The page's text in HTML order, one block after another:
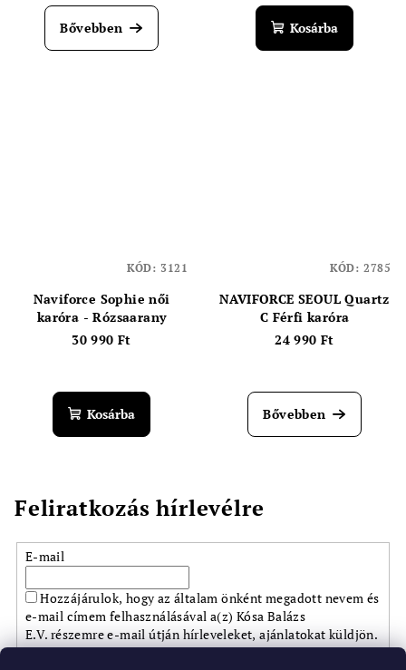
Bővebben Kosárba
Naviforce Sophie női
karóra - Rózsaarany
30 990 Ft
Kosárba
KÓD: 3121
NAVIFORCE SEOUL Quartz
C Férfi karóra
24 990 Ft
Bővebben
KÓD: 2785
Feliratkozás hírlevélre
E-mail
Hozzájárulok, hogy az általam önként megadott nevem és
e-mail címem felhasználásával a(z) Kósa Balázs
E.V. részemre e-mail útján hírleveleket, ajánlatokat küldjön.
Kijelentem, hogy azadatkezelési tájékoztatótelolvastam.